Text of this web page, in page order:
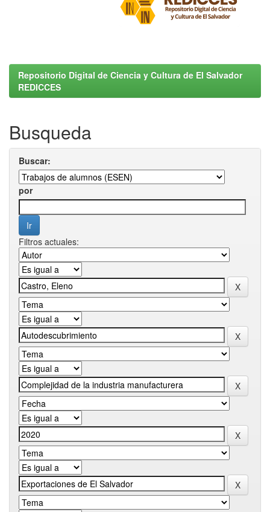
Repositorio Digital de Ciencia y Cultura de El Salvador
REDICCES
Busqueda
Buscar:
por
Filtros actuales: